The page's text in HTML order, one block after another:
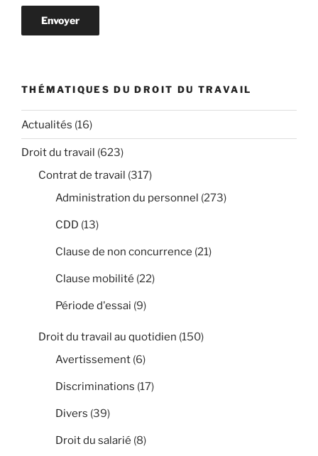
THÉMATIQUES DU DROIT DU TRAVAIL
Actualités (16)
Droit du travail (623)
Contrat de travail (317)
Administration du personnel (273)
CDD (13)
Clause de non concurrence (21)
Clause mobilité (22)
Période d'essai (9)
Droit du travail au quotidien (150)
Avertissement (6)
Discriminations (17)
Divers (39)
Droit du salarié (8)